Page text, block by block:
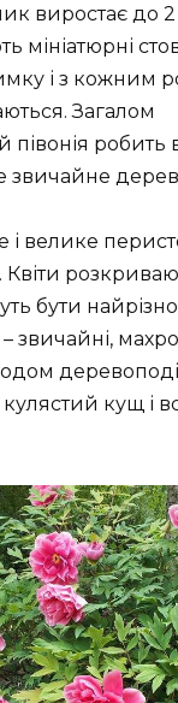
виростає до 2
мініатюрні
і з кожним
Загалом
робить
звичайне
велике
Квіти
бути
звичайні,
кулястий кущ і